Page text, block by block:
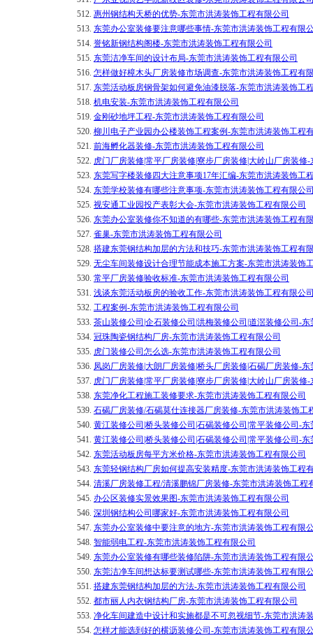
512. 惠州钢结构天桥的优势-东莞市洪涛装饰工程有限公司
513. 东莞办公室装修要注意哪些事情-东莞市洪涛装饰工程有限
514. 誉铭新钢结构阁楼-东莞市洪涛装饰工程有限公司
515. 东莞洁净车间的设计布局-东莞市洪涛装饰工程有限公司
516. 怎样做好樟木头厂房装修市场调查-东莞市洪涛装饰工程有
517. 东莞活动板房钢骨架如何避免油漆脱落-东莞市洪涛装饰工
518. 机电安装-东莞市洪涛装饰工程有限公司
519. 金刚砂地坪工程-东莞市洪涛装饰工程有限公司
520. 柳川电子产业园办公楼装饰工程案例-东莞市洪涛装饰工程
521. 前海孵化器装修-东莞市洪涛装饰工程有限公司
522. 虎门厂房装修|常平厂房装修|寮步厂房装修|大岭山厂房装修
523. 东莞写字楼装修四大注意事项17年汇编-东莞市洪涛装饰工
524. 东莞学校装修有哪些注意事项-东莞市洪涛装饰工程有限公
525. 视安通工业园投产表彰大会-东莞市洪涛装饰工程有限公司
526. 东莞办公室装修你不知道的有哪些-东莞市洪涛装饰工程有
527. 雀巢-东莞市洪涛装饰工程有限公司
528. 搭建东莞钢结构加层的方法和技巧-东莞市洪涛装饰工程有
529. 无尘车间装修设计合理节能成本施工方案-东莞市洪涛装饰
530. 常平厂房装修验收标准-东莞市洪涛装饰工程有限公司
531. 浅谈东莞活动板房的验收工作-东莞市洪涛装饰工程有限公
532. 工程案例-东莞市洪涛装饰工程有限公司
533. 茶山装修公司|企石装修公司|洪梅装修公司|道滘装修公司-
534. 冠珠陶瓷钢结构厂房-东莞市洪涛装饰工程有限公司
535. 虎门装修公司怎么选-东莞市洪涛装饰工程有限公司
536. 凤岗厂房装修|大朗厂房装修|桥头厂房装修|石碣厂房装修-
537. 虎门厂房装修|常平厂房装修|寮步厂房装修|大岭山厂房装修
538. 东莞净化工程施工装修要求-东莞市洪涛装饰工程有限公司
539. 石碣厂房装修/石碣莫仕连接器厂房装修-东莞市洪涛装饰工
540. 黄江装修公司|桥头装修公司|石碣装修公司|常平装修公司-
541. 黄江装修公司|桥头装修公司|石碣装修公司|常平装修公司-
542. 东莞活动板房每平方米价格-东莞市洪涛装饰工程有限公司
543. 东莞轻钢结构厂房如何提高安装精度-东莞市洪涛装饰工程
544. 清溪厂房装修工程/清溪鹏锦厂房装修-东莞市洪涛装饰工程
545. 办公区装修实景效果图-东莞市洪涛装饰工程有限公司
546. 深圳钢结构公司哪家好-东莞市洪涛装饰工程有限公司
547. 东莞办公室装修中要注意的地方-东莞市洪涛装饰工程有限
548. 智能弱电工程-东莞市洪涛装饰工程有限公司
549. 东莞办公室装修有哪些装修陷阱-东莞市洪涛装饰工程有限
550. 东莞洁净车间想达标要测试哪些-东莞市洪涛装饰工程有限
551. 搭建东莞钢结构加层的方法-东莞市洪涛装饰工程有限公司
552. 都市丽人内衣钢结构厂房-东莞市洪涛装饰工程有限公司
553. 净化车间建造中设计和实施都是不可忽视细节-东莞市洪涛
554. 怎样才能选到好的横沥装修公司-东莞市洪涛装饰工程有限